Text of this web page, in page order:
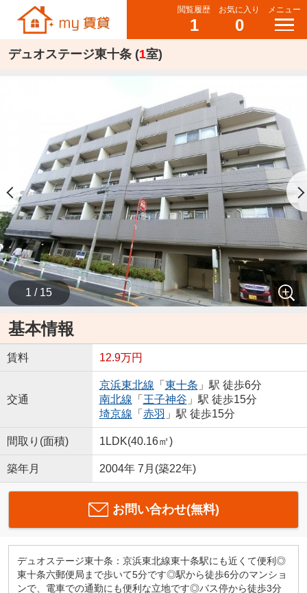
閲覧履歴
1
お気に入り
0
メニュー
デュオステージ東十条 (1室)
1 / 15
基本情報
賃料 12.9万円
交通
京浜東北線 「 東十条 」駅 徒歩6分
南北線 「 王子神谷 」駅 徒歩15分
埼京線 「 赤羽 」駅 徒歩15分
間取り(面積) 1LDK(40.16㎡)
築年月 2004年 7月(築22年)
お問い合わせ(無料)
デュオステージ東十条：京浜東北線東十条駅にも近くて便利◎
東十条六郵便局まで歩いて5分です◎駅から徒歩6分のマンショ
ンで、電車での通勤にも便利な立地です◎バス停から徒歩3分